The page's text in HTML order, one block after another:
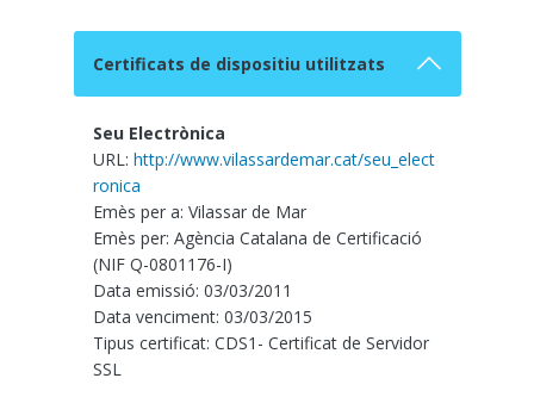
Certificats de dispositiu utilitzats
Seu Electrònica
URL:http://www.vilassardemar.cat/seu_elect
ronica
Emès per a: Vilassar de Mar
Emès per: Agència Catalana de Certificació
(NIF Q-0801176-I)
Data emissió: 03/03/2011
Data venciment: 03/03/2015
Tipus certificat: CDS1- Certificat de Servidor
SSL